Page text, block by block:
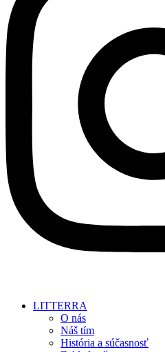
LITTERRA
O nás
Náš tím
História a súčasnosť